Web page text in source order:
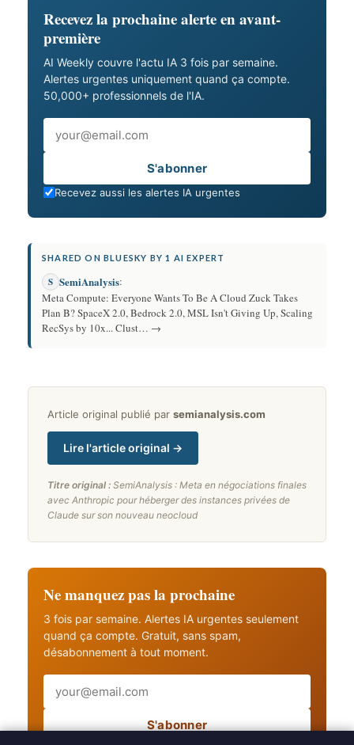
Recevez la prochaine alerte en avant-
première
AI Weekly couvre l'actu IA 3 fois par semaine.
Alertes urgentes uniquement quand ça compte.
50,000+ professionnels de l'IA.
S'abonner
Recevez aussi les alertes IA urgentes
SHARED ON BLUESKY BY 1 AI EXPERT
S SemiAnalysis:
Meta Compute: Everyone Wants To Be A Cloud Zuck Takes
Plan B? SpaceX 2.0, Bedrock 2.0, MSL Isn't Giving Up, Scaling
RecSys by 10x... Clust… →
Article original publié par semianalysis.com
Lire l'article original →
Titre original : SemiAnalysis : Meta en négociations finales
avec Anthropic pour héberger des instances privées de
Claude sur son nouveau neocloud
Ne manquez pas la prochaine
3 fois par semaine. Alertes IA urgentes seulement
quand ça compte. Gratuit, sans spam,
désabonnement à tout moment.
Email S'abonner